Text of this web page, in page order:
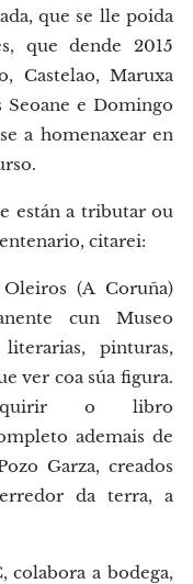
que se lle poida
que dende 2015
Castelao, Maruxa
e Domingo
a homenaxear en
están a tributar ou
citarei:
(A Coruña)
cun Museo
pinturas,
ver coa súa figura.
o libro
ademais de
Garza, creados
da terra, a
colabora a bodega,